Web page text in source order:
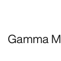
Gamma